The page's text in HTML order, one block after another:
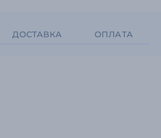
ДОСТАВКА ОПЛАТА